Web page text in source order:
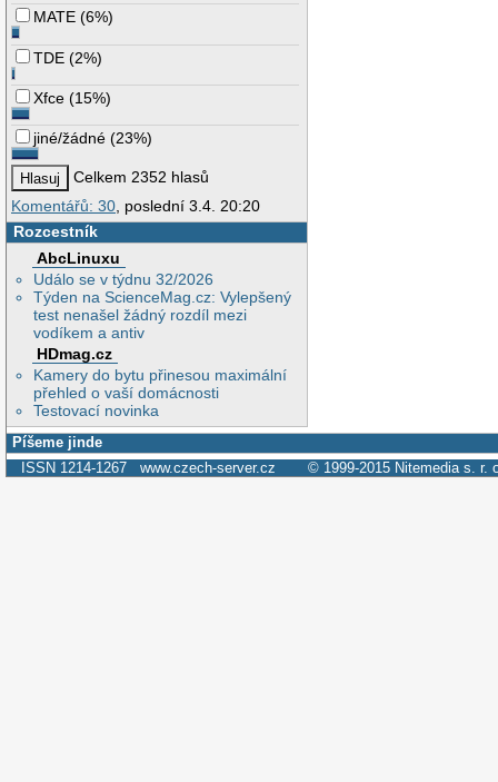
MATE (6%)
TDE (2%)
Xfce (15%)
jiné/žádné (23%)
Celkem 2352 hlasů
Komentářů: 30 , poslední 3.4. 20:20
Rozcestník
AbcLinuxu
Událo se v týdnu 32/2026
Týden na ScienceMag.cz: Vylepšený
test nenašel žádný rozdíl mezi
vodíkem a antiv
HDmag.cz
Kamery do bytu přinesou maximální
přehled o vaší domácnosti
Testovací novinka
Píšeme jinde
ISSN 1214-1267 www.czech-server.cz © 1999-2015 Nitemedia s. r.